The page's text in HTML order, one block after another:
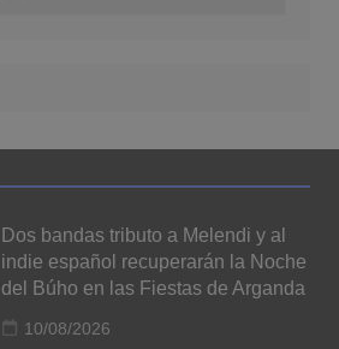
Dos bandas tributo a Melendi y al
indie español recuperarán la Noche
del Búho en las Fiestas de Arganda
10/08/2026